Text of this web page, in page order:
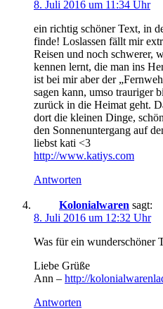
8. Juli 2016 um 11:34 Uhr
ein richtig schöner Text, in
finde! Loslassen fällt mir
Reisen und noch schwerer,
kennen lernt, die man ins
ist bei mir aber der
sagen kann, umso trauriger
zurück in die Heimat geht.
dort die kleinen Dinge,
den Sonnenuntergang auf
liebst kati <3
http://www.katiys.com
Antworten
Kolonialwaren sagt:
8. Juli 2016 um 12:32 Uhr
Was für ein wunderschöner
Liebe Grüße
Ann – http://
Antworten